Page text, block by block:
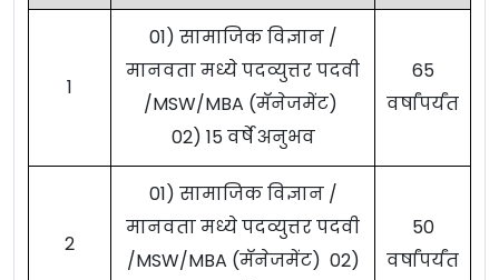
1
01) सामाजिक विज्ञान /
मानवता मध्ये पदव्युत्तर पदवी
/MSW/MBA (मॅनेजमेंट)
02) 15 वर्षे अनुभव
65
वर्षांपर्यंत
2
01) सामाजिक विज्ञान /
मानवता मध्ये पदव्युत्तर पदवी
/MSW/MBA (मॅनेजमेंट) 02)
50
वर्षांपर्यंत